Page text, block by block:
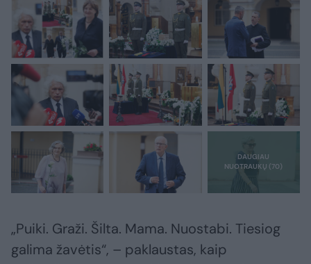
„Puiki. Graži. Šilta. Mama. Nuostabi. Tiesiog
galima žavėtis“, – paklaustas, kaip